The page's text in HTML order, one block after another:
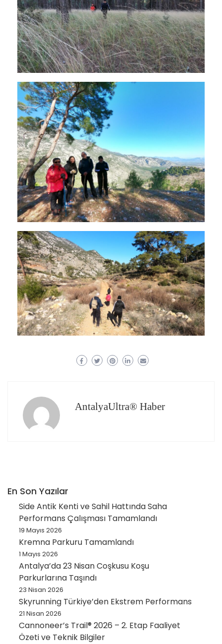
AntalyaUltra® Haber
En Son Yazılar
Side Antik Kenti ve Sahil Hattında Saha
Performans Çalışması Tamamlandı
19 Mayıs 2026
Kremna Parkuru Tamamlandı
1 Mayıs 2026
Antalya’da 23 Nisan Coşkusu Koşu
Parkurlarına Taşındı
23 Nisan 2026
Skyrunning Türkiye’den Ekstrem Performans
21 Nisan 2026
Cannoneer’s Trail® 2026 – 2. Etap Faaliyet
Özeti ve Teknik Bilgiler